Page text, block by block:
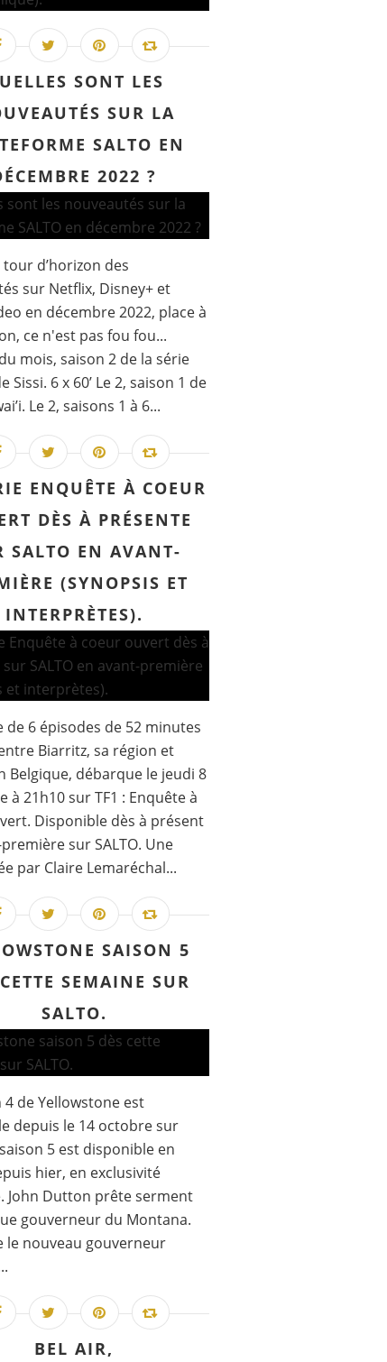
SONT LES
SUR LA
SALTO EN
2022 ?
d’horizon des
sur Netflix, Disney+ et
en décembre 2022, place à
ce n'est pas fou fou...
mois, saison 2 de la série
Sissi. 6 x 60’ Le 2, saison 1 de
Le 2, saisons 1 à 6...
ENQUÊTE À COEUR
DÈS À PRÉSENTE
SALTO EN AVANT-
(SYNOPSIS ET
INTERPRÈTES).
de 6 épisodes de 52 minutes
Biarritz, sa région et
Belgique, débarque le jeudi 8
à 21h10 sur TF1 : Enquête à
Disponible dès à présent
sur SALTO. Une
par Claire Lemaréchal...
SAISON 5
SEMAINE SUR
SALTO.
4 de Yellowstone est
depuis le 14 octobre sur
5 est disponible en
hier, en exclusivité
John Dutton prête serment
gouverneur du Montana.
le nouveau gouverneur
BEL AIR,